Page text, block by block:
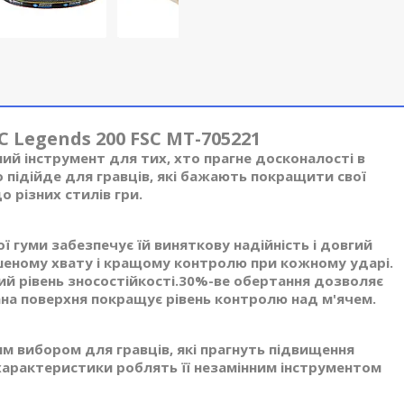
200 FSC MT-705221
інструмент для тих, хто прагне досконалості в
для гравців, які бажають покращити свої
стилів гри.
гуми забезпечує їй виняткову надійність і довгий
хвату і кращому контролю при кожному ударі.
зносостійкості.30%-ве обертання дозволяє
поверхня покращує рівень контролю над м'ячем.
вибором для гравців, які прагнуть підвищення
роблять її незамінним інструментом